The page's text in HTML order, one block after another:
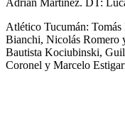
Atlético Tucumán:
Bianchi, Nicolás Romero
Bautista Kociubinski,
Coronel y Marcelo